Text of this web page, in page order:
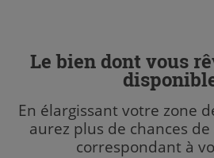
Le bien dont vous
En élargissant votre zone
aurez plus de chances
correspondant à